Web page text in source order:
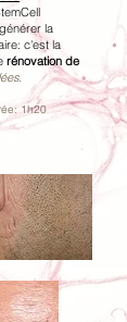
la
c'est la
rénovation de
1h20